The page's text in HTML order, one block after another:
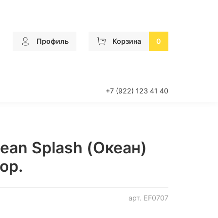
Профиль Корзина 0
+7 (922) 123 41 40
арт. EF0707
Splash (Океан)